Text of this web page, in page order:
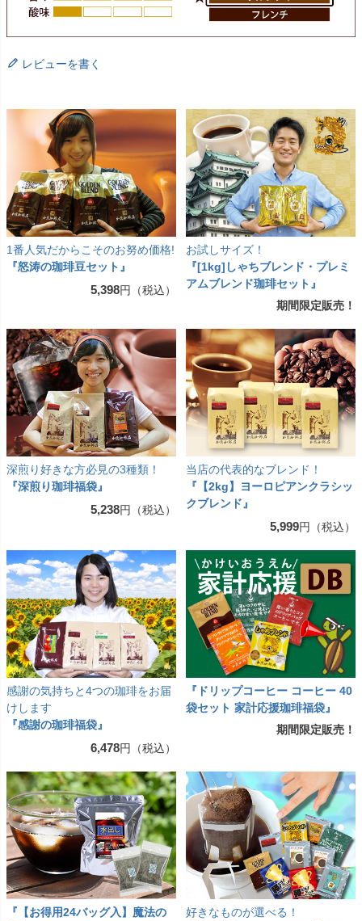
レビューを書く
1番人気だからこそのお努め価格!
『怒涛の珈琲豆セット』
5,398円（税込）
お試しサイズ！
『[1kg]しゃちブレンド・プレミ
アムブレンド珈琲セット』
期間限定販売！
深煎り好きな方必見の3種類！
『深煎り珈琲福袋』
5,238円（税込）
当店の代表的なブレンド！
『【2kg】ヨーロピアンクラシッ
クブレンド』
5,999円（税込）
感謝の気持ちと4つの珈琲をお届
けします
『感謝の珈琲福袋』
6,478円（税込）
『ドリップコーヒー コーヒー 40
袋セット 家計応援珈琲福袋』
期間限定販売！
『【お得用24バッグ入】魔法の
好きなものが選べる！